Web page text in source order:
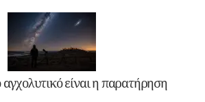
είναι η παρατήρηση